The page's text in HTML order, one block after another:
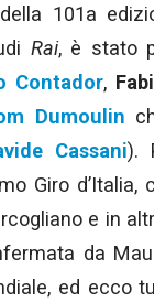
101a
Rai, è stato
Contador,
Dumoulin
Cassani).
Giro d’Italia,
e in
da
ed ecco